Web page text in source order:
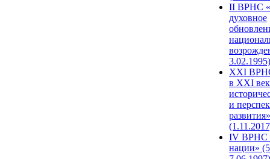
II ВРНС
духовное
3.02.1995)
XХI
в XXI
и
развития»
IV ВРНС
нации»